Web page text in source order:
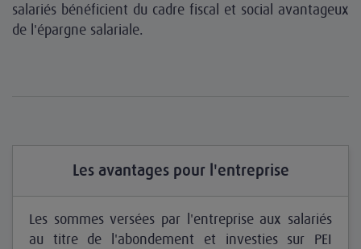
salariés bénéficient du cadre fiscal et social avantageux
de l'épargne salariale.
Les avantages pour l'entreprise
Les sommes versées par l'entreprise aux salariés
au titre de l'abondement et investies sur PEI